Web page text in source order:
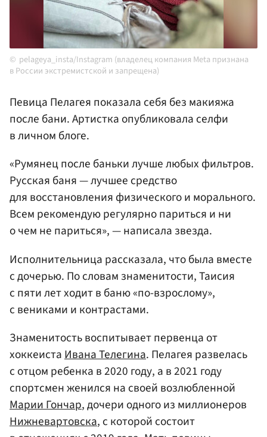
pelageya_insta/Instagram (владелец компания Meta признана
в России экстремистской и запрещена)
Певица Пелагея показала себя без макияжа
после бани. Артистка опубликовала селфи
в личном блоге.
«Румянец после баньки лучше любых фильтров.
Русская баня — лучшее средство
для восстановления физического и морального.
Всем рекомендую регулярно париться и ни
о чем не париться», — написала звезда.
Исполнительница рассказала, что была вместе
с дочерью. По словам знаменитости, Таисия
с пяти лет ходит в баню «по-взрослому»,
с вениками и контрастами.
Знаменитость воспитывает первенца от
хоккеистаИвана Телегина. Пелагея развелась
с отцом ребенка в 2020 году, а в 2021 году
спортсмен женился на своей возлюбленной
Марии Гончар, дочери одного из миллионеров
Нижневартовска, с которой состоит